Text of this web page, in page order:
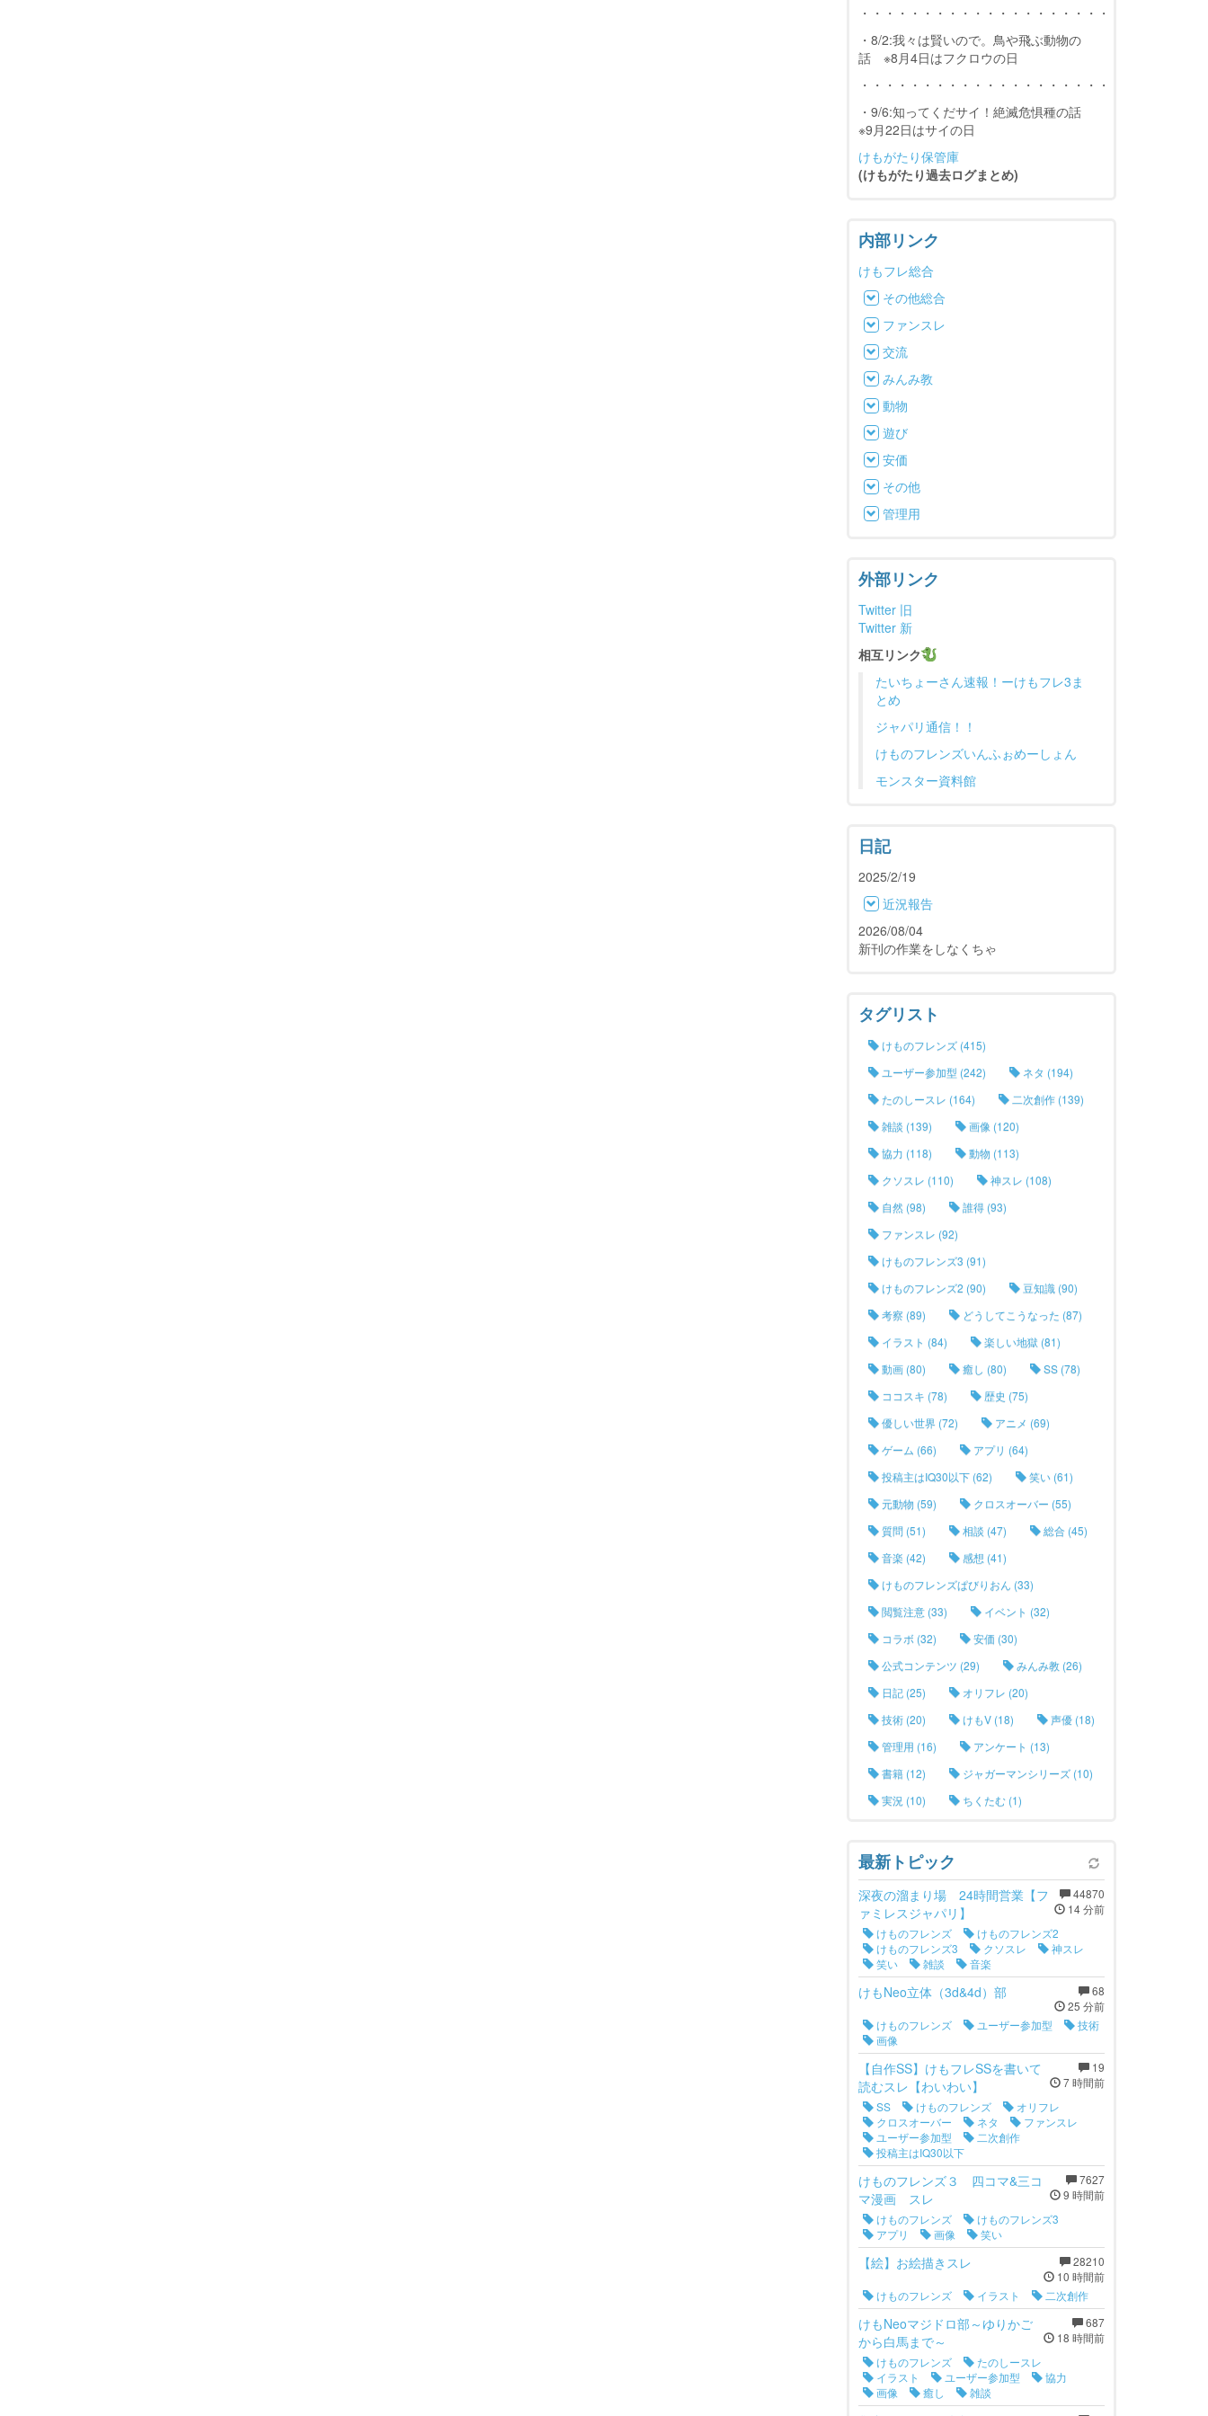
・・・・・・・・・・・・・・・・・・・・・・・・・・・
・8/2:我々は賢いので。鳥や飛ぶ動物の
話 ※8月4日はフクロウの日
・・・・・・・・・・・・・・・・・・・・・・・・・・・
・9/6:知ってくだサイ！絶滅危惧種の話
※9月22日はサイの日
けもがたり保管庫
(けもがたり過去ログまとめ)
内部リンク
けもフレ総合
その他総合
ファンスレ
交流
みんみ教
動物
遊び
安価
その他
管理用
外部リンク
Twitter 旧
Twitter 新
相互リンク
たいちょーさん速報！ーけもフレ3ま
とめ
ジャパリ通信！！
けものフレンズいんふぉめーしょん
モンスター資料館
日記
2025/2/19
近況報告
2026/08/04
新刊の作業をしなくちゃ
タグリスト
けものフレンズ (415)
ユーザー参加型 (242)
ネタ (194)
たのしースレ (164)
二次創作 (139)
雑談 (139)
画像 (120)
協力 (118)
動物 (113)
クソスレ (110)
神スレ (108)
自然 (98)
誰得 (93)
ファンスレ (92)
けものフレンズ3 (91)
けものフレンズ2 (90)
豆知識 (90)
考察 (89)
どうしてこうなった (87)
イラスト (84)
楽しい地獄 (81)
動画 (80)
癒し (80)
SS (78)
ココスキ (78)
歴史 (75)
優しい世界 (72)
アニメ (69)
ゲーム (66)
アプリ (64)
投稿主はIQ30以下 (62)
笑い (61)
元動物 (59)
クロスオーバー (55)
質問 (51)
相談 (47)
総合 (45)
音楽 (42)
感想 (41)
けものフレンズぱびりおん (33)
閲覧注意 (33)
イベント (32)
コラボ (32)
安価 (30)
公式コンテンツ (29)
みんみ教 (26)
日記 (25)
オリフレ (20)
技術 (20)
けもV (18)
声優 (18)
管理用 (16)
アンケート (13)
書籍 (12)
ジャガーマンシリーズ (10)
実況 (10)
ちくたむ (1)
最新トピック
44870
14 分前
深夜の溜まり場 24時間営業【フ
ァミレスジャパリ】
けものフレンズ
けものフレンズ2
けものフレンズ3
クソスレ
神スレ
笑い
雑談
音楽
68
25 分前
けもNeo立体（3d&4d）部
けものフレンズ ユーザー参加型
技術
画像
19
7 時間前
【自作SS】けもフレSSを書いて
読むスレ【わいわい】
SS けものフレンズ
オリフレ
クロスオーバー
ネタ
ファンスレ
ユーザー参加型
二次創作
投稿主はIQ30以下
7627
9 時間前
けものフレンズ３ 四コマ&三コ
マ漫画 スレ
けものフレンズ
けものフレンズ3
アプリ
画像
笑い
28210
10 時間前
【絵】お絵描きスレ
けものフレンズ イラスト
二次創作
687
18 時間前
けもNeoマジドロ部～ゆりかご
から白馬まで～
けものフレンズ
たのしースレ
イラスト
ユーザー参加型
協力
画像
癒し
雑談